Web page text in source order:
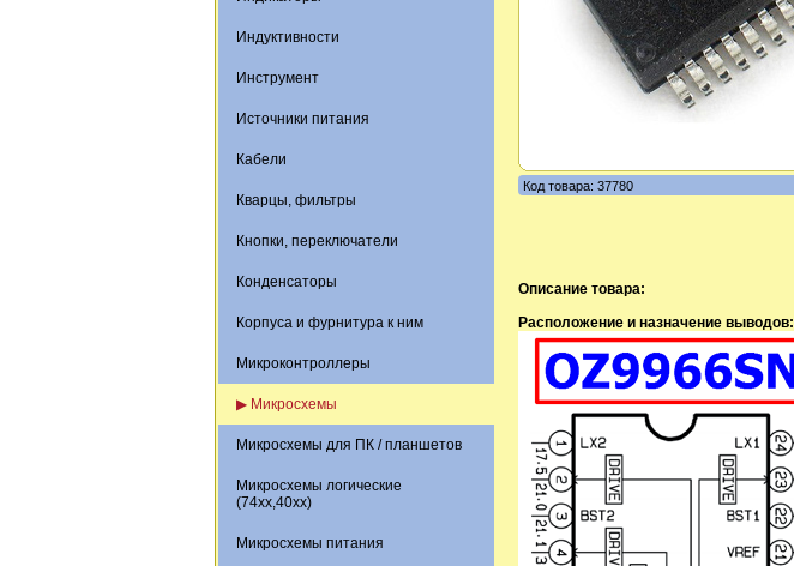
Индуктивности
Инструмент
Источники питания
Кабели
Кварцы, фильтры
Кнопки, переключатели
Конденсаторы
Корпуса и фурнитура к ним
Микроконтроллеры
▶ Микросхемы
Микросхемы для ПК / планшетов
Микросхемы логические
(74xx,40xx)
Микросхемы питания
Код товара: 37780
Описание товара:
Расположение и назначение выводов: